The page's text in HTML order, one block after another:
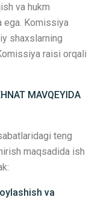
va hukm
ega. Komissiya
shaxslarning
raisi orqali
MAVQEYIDA
teng
maqsadida ish
va